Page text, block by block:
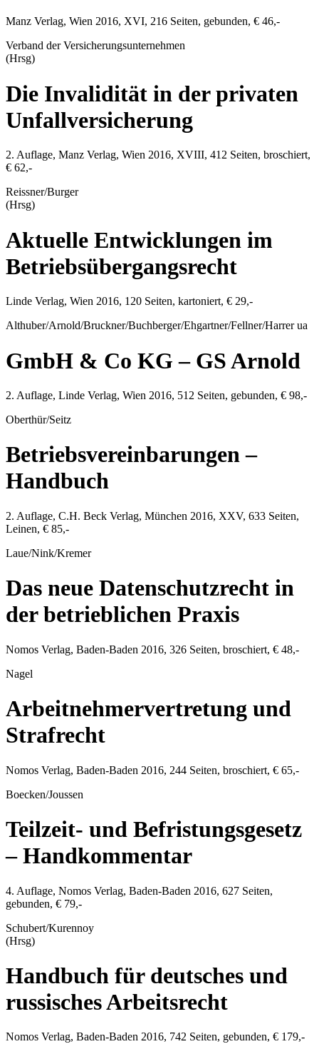
Manz Verlag, Wien 2016, XVI, 216 Seiten, gebunden, € 46,-
Verband der Versicherungsunternehmen
(Hrsg)
Die Invalidität in der privaten
Unfallversicherung
2. Auflage, Manz Verlag, Wien 2016, XVIII, 412 Seiten, broschiert,
€ 62,-
Reissner/Burger
(Hrsg)
Aktuelle Entwicklungen im
Betriebsübergangsrecht
Linde Verlag, Wien 2016, 120 Seiten, kartoniert, € 29,-
Althuber/Arnold/Bruckner/Buchberger/Ehgartner/Fellner/Harrer ua
GmbH & Co KG – GS Arnold
2. Auflage, Linde Verlag, Wien 2016, 512 Seiten, gebunden, € 98,-
Oberthür/Seitz
Betriebsvereinbarungen –
Handbuch
2. Auflage, C.H. Beck Verlag, München 2016, XXV, 633 Seiten,
Leinen, € 85,-
Laue/Nink/Kremer
Das neue Datenschutzrecht in
der betrieblichen Praxis
Nomos Verlag, Baden-Baden 2016, 326 Seiten, broschiert, € 48,-
Nagel
Arbeitnehmervertretung und
Strafrecht
Nomos Verlag, Baden-Baden 2016, 244 Seiten, broschiert, € 65,-
Boecken/Joussen
Teilzeit- und Befristungsgesetz
– Handkommentar
4. Auflage, Nomos Verlag, Baden-Baden 2016, 627 Seiten,
gebunden, € 79,-
Schubert/Kurennoy
(Hrsg)
Handbuch für deutsches und
russisches Arbeitsrecht
Nomos Verlag, Baden-Baden 2016, 742 Seiten, gebunden, € 179,-